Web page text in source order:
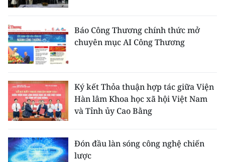
Báo Công Thương chính thức mở
chuyên mục AI Công Thương
Ký kết Thỏa thuận hợp tác giữa Viện
Hàn lâm Khoa học xã hội Việt Nam
và Tỉnh ủy Cao Bằng
Đón đầu làn sóng công nghệ chiến
lược